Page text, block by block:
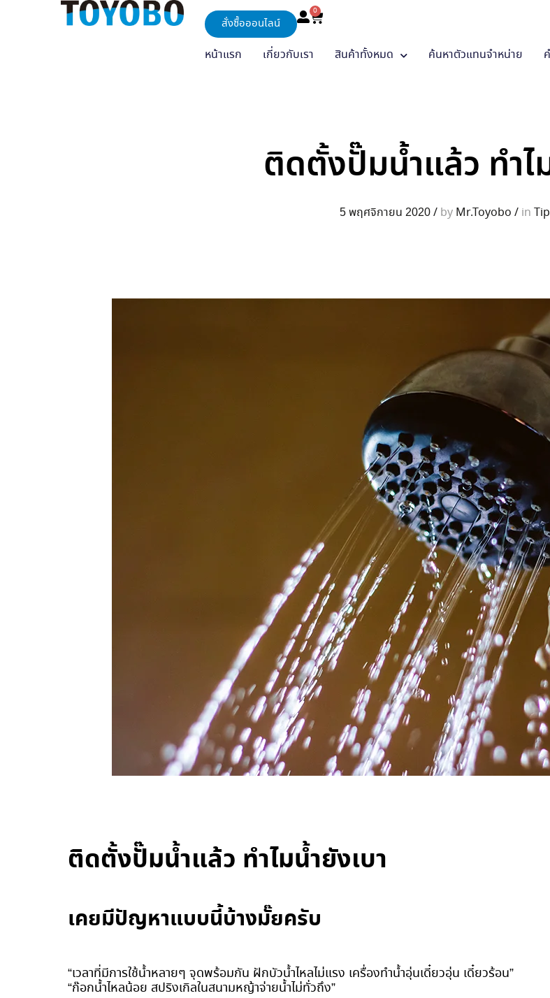
สั่งซื้อออนไลน์
0
หน้าแรก เกี่ยวกับเรา สินค้าทั้งหมด ค้นหาตัวแทนจำหน่าย
ติดตั้งปั๊มน้ำแล้ว ทำไ
5 พฤศจิกายน 2020/by Mr.Toyobo /in
ติดตั้งปั๊มน้ำแล้ว ทำไมน้ำยังเบา
เคยมีปัญหาแบบนี้บ้างมั๊ยครับ
“เวลาที่มีการใช้น้ำหลายๆ จุดพร้อมกัน ฝักบัวน้ำไหลไม่แรง เครื่องทำน้ำอุ่นเดี๋ยวอุ่น เดี๋ยวร้อน”
“ก๊อกน้ำไหลน้อย สปริงเกิลในสนามหญ้าจ่ายน้ำไม่ทั่วถึง”